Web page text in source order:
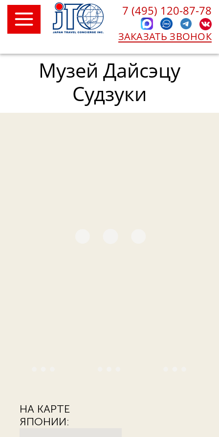
7 (495) 120-87-78
ЗАКАЗАТЬ ЗВОНОК
Музей Дайсэцу
Судзуки
НА КАРТЕ
ЯПОНИИ: